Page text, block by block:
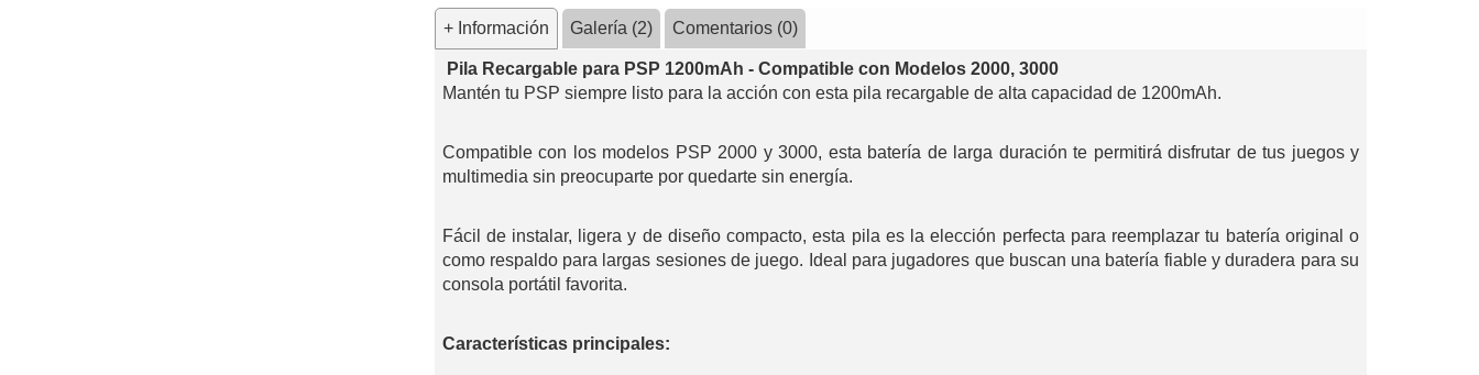
+ Información Galería (2) Comentarios (0)
Pila Recargable para PSP 1200mAh - Compatible con Modelos 2000, 3000
Mantén tu PSP siempre listo para la acción con esta pila recargable de alta capacidad de 1200mAh.
Compatible con los modelos PSP 2000 y 3000, esta batería de larga duración te permitirá disfrutar de tus juegos y
multimedia sin preocuparte por quedarte sin energía.
Fácil de instalar, ligera y de diseño compacto, esta pila es la elección perfecta para reemplazar tu batería original o
como respaldo para largas sesiones de juego. Ideal para jugadores que buscan una batería fiable y duradera para su
consola portátil favorita.
Características principales: